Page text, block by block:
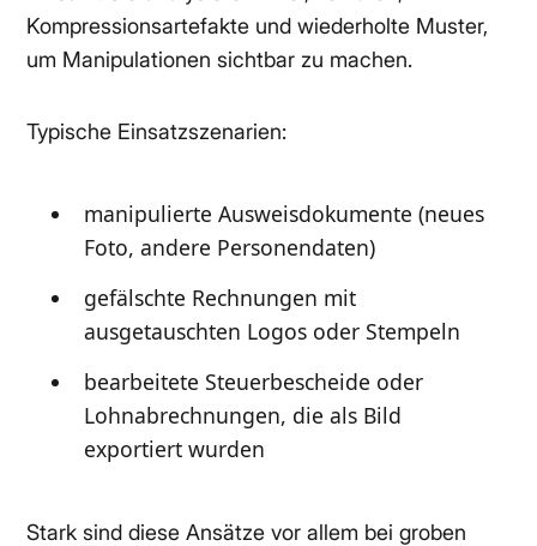
Kompressionsartefakte und wiederholte Muster,
um Manipulationen sichtbar zu machen.
Typische Einsatzszenarien:
manipulierte Ausweisdokumente (neues
Foto, andere Personendaten)
gefälschte Rechnungen mit
ausgetauschten Logos oder Stempeln
bearbeitete Steuerbescheide oder
Lohnabrechnungen, die als Bild
exportiert wurden
Stark sind diese Ansätze vor allem bei groben